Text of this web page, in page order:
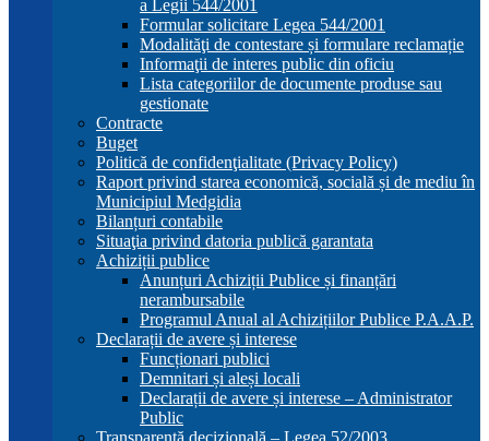
a Legii 544/2001
Formular solicitare Legea 544/2001
Modalităţi de contestare și formulare reclamație
Informaţii de interes public din oficiu
Lista categoriilor de documente produse sau
gestionate
Contracte
Buget
Politică de confidenţialitate (Privacy Policy)
Raport privind starea economică, socială și de mediu în
Municipiul Medgidia
Bilanțuri contabile
Situaţia privind datoria publică garantata
Achiziții publice
Anunțuri Achiziții Publice și finanțări
nerambursabile
Programul Anual al Achizițiilor Publice P.A.A.P.
Declarații de avere și interese
Funcționari publici
Demnitari și aleși locali
Declarații de avere și interese – Administrator
Public
Transparență decizională – Legea 52/2003